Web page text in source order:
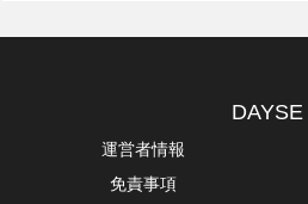
DAYSE
運営者情報
免責事項